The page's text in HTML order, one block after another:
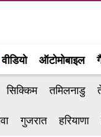
वीडियो ऑटोमोबाइल
सिक्किम तमिलनाडु
गुजरात हरियाणा